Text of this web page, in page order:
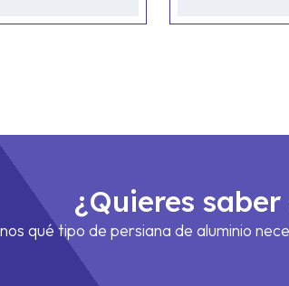
¿Quieres
qué tipo de persiana de aluminio